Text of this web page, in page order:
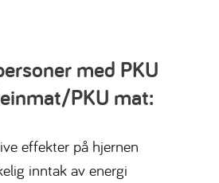
med PKU
PKU mat:
effekter på hjernen
inntak av energi